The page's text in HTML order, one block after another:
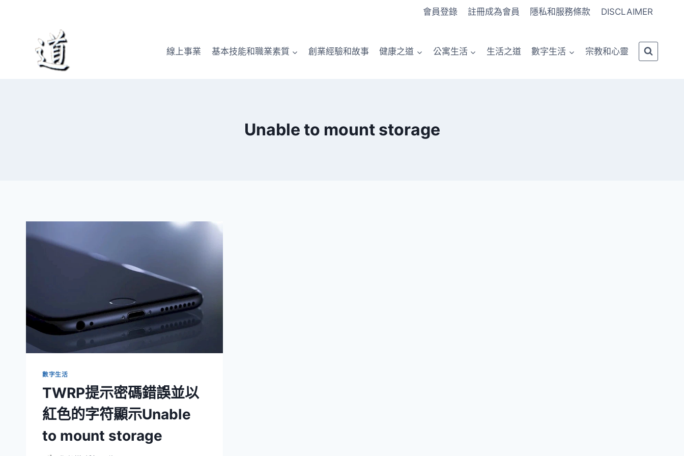
會員登錄 註冊成為會員 隱私和服務條款 DISCLAIMER
線上事業 基本技能和職業素質 創業經驗和故事 健康之道 公寓生活 生活之道 數字生活 宗教和心靈
Unable to mount storage
數字生活
TWRP提示密碼錯誤並以
紅色的字符顯示Unable
to mount storage